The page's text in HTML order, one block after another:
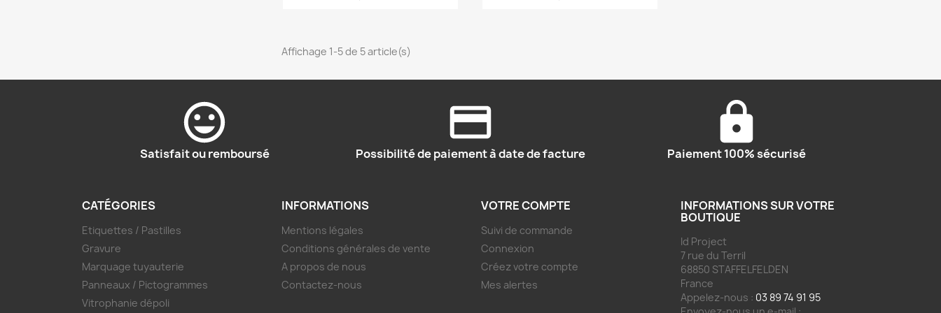
Affichage 1-5 de 5 article(s)
Satisfait ou remboursé Possibilité de paiement à date de facture Paiement 100% sécurisé
CATÉGORIES
Etiquettes / Pastilles
Gravure
Marquage tuyauterie
Panneaux / Pictogrammes
Vitrophanie dépoli
INFORMATIONS
Mentions légales
Conditions générales de vente
A propos de nous
Contactez-nous
VOTRE COMPTE
Suivi de commande
Connexion
Créez votre compte
Mes alertes
INFORMATIONS SUR VOTRE
BOUTIQUE
Id Project
7 rue du Terril
68850 STAFFELFELDEN
France
Appelez-nous : 03 89 74 91 95